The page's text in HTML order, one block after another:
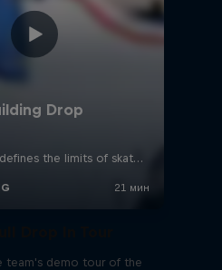
team's demo tour of the